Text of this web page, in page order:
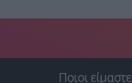
Ποιοι είμαστε